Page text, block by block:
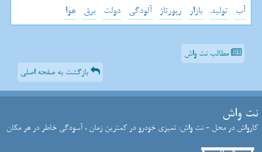
آب تولید بازار رپورتاژ آلودگی دولت برق هوا
مطالب نت واش
بازگشت به صفحه اصلی
نت واش
کارواش در محل - نت واش: تمیزی خودرو در کمترین زمان ، آسودگی خاطر در هر مکان